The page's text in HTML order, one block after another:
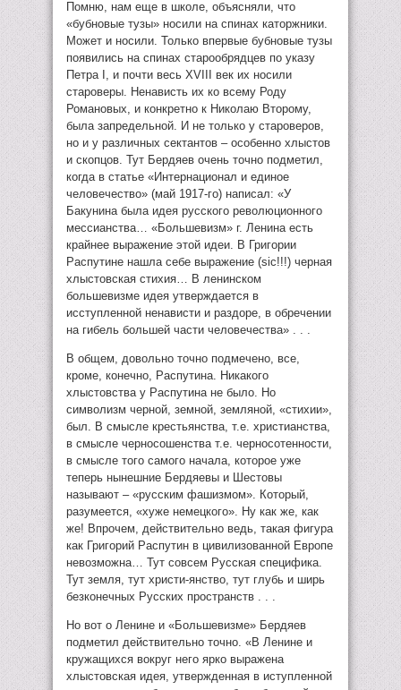
Помню, нам еще в школе, объясняли, что
«бубновые тузы» носили на спинах каторжники.
Может и носили. Только впервые бубновые тузы
появились на спинах старообрядцев по указу
Петра I, и почти весь XVIII век их носили
староверы. Ненависть их ко всему Роду
Романовых, и конкретно к Николаю Второму,
была запредельной. И не только у староверов,
но и у различных сектантов – особенно хлыстов
и скопцов. Тут Бердяев очень точно подметил,
когда в статье «Интернационал и единое
человечество» (май 1917-го) написал: «У
Бакунина была идея русского революционного
мессианства… «Большевизм» г. Ленина есть
крайнее выражение этой идеи. В Григории
Распутине нашла себе выражение (sic!!!) черная
хлыстовская стихия… В ленинском
большевизме идея утверждается в
исступленной ненависти и раздоре, в обречении
на гибель большей части человечества» . . .
В общем, довольно точно подмечено, все,
кроме, конечно, Распутина. Никакого
хлыстовства у Распутина не было. Но
символизм черной, земной, земляной, «стихии»,
был. В смысле крестьянства, т.е. христианства,
в смысле черносошенства т.е. черносотенности,
в смысле того самого начала, которое уже
теперь нынешние Бердяевы и Шестовы
называют – «русским фашизмом». Который,
разумеется, «хуже немецкого». Ну как же, как
же! Впрочем, действительно ведь, такая фигура
как Григорий Распутин в цивилизованной Европе
невозможна… Тут совсем Русская специфика.
Тут земля, тут христи-янство, тут глубь и ширь
безконечных Русских пространств . . .
Но вот о Ленине и «Большевизме» Бердяев
подметил действительно точно. «В Ленине и
кружащихся вокруг него ярко выражена
хлыстовская идея, утвержденная в иступленной